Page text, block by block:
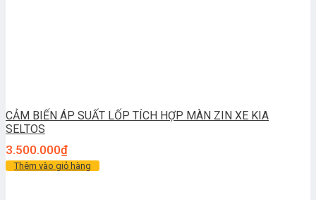
CẢM BIẾN ÁP SUẤT LỐP TÍCH HỢP MÀN ZIN XE KIA
SELTOS
3.500.000₫
Thêm vào giỏ hàng